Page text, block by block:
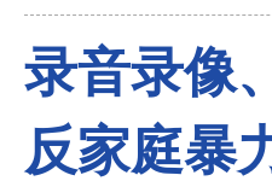
录音录像
反家庭暴